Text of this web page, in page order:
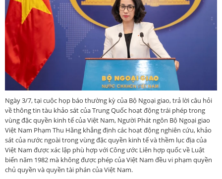
Ngày 3/7, tại cuộc họp báo thường kỳ của Bộ Ngoại giao, trả lời câu hỏi
về thông tin tàu khảo sát của Trung Quốc hoạt động trái phép trong
vùng đặc quyền kinh tế của Việt Nam, Người Phát ngôn Bộ Ngoại giao
Việt Nam Phạm Thu Hằng khẳng định các hoạt động nghiên cứu, khảo
sát của nước ngoài trong vùng đặc quyền kinh tế và thềm lục địa của
Việt Nam được xác lập phù hợp với Công ước Liên hợp quốc về Luật
biển năm 1982 mà không được phép của Việt Nam đều vi phạm quyền
chủ quyền và quyền tài phán của Việt Nam.